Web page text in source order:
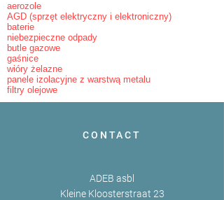
aerozole
AGD (sprzęt elektryczny i elektroniczny)
baterie
niebezpieczne odpady
butle gazowe
gaśnice
wióry żelazne
panele izolacyjne z warstwą metalu
filtry olejowe
CONTACT
ADEB asbl
Kleine Kloosterstraat 23